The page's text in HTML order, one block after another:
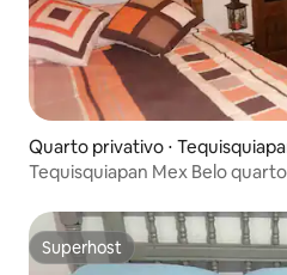
Quarto privativo ⋅
Tequisquiapan Mex Belo
Superhost
Superhost